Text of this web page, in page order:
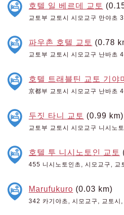
호텔 일 베르데 교토
교토부 교토시 시모교구 만야초
파우촌 호텔 교토 (0.78
교토부 교토시 시모교구 난바초
호텔 트래블틴 교토 기야
京都부 교토시 시모교구 난바초
두짓 타니 교토 (0.99 km)
교토부 교토시 시모교구 니시노
호텔 투 니시노토인 교토
455 니시노토인초, 시모교구, 교
Marufukuro (0.03 km)
342 카기야초, 시모교구, 교토시,